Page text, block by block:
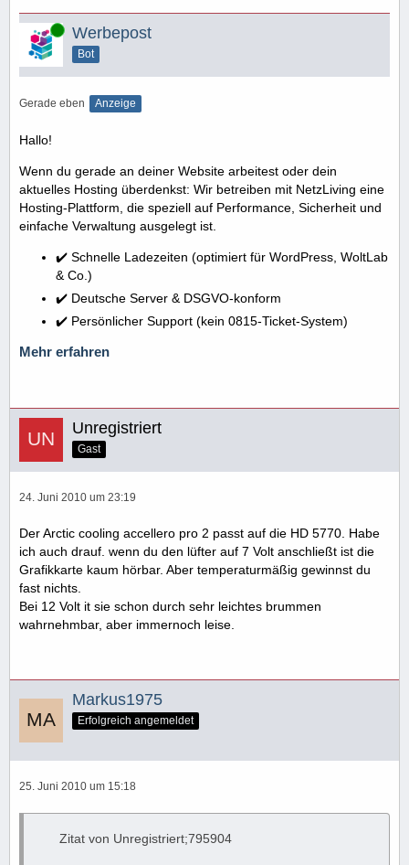
Online Werbepost
Bot
Gerade eben Anzeige
Hallo!
Wenn du gerade an deiner Website arbeitest oder dein
aktuelles Hosting überdenkst: Wir betreiben mit NetzLiving eine
Hosting-Plattform, die speziell auf Performance, Sicherheit und
einfache Verwaltung ausgelegt ist.
✔️ Schnelle Ladezeiten (optimiert für WordPress, WoltLab
& Co.)
✔️ Deutsche Server & DSGVO-konform
✔️ Persönlicher Support (kein 0815-Ticket-System)
Mehr erfahren
Unregistriert
Gast
24. Juni 2010 um 23:19
Der Arctic cooling accellero pro 2 passt auf die HD 5770. Habe
ich auch drauf. wenn du den lüfter auf 7 Volt anschließt ist die
Grafikkarte kaum hörbar. Aber temperaturmäßig gewinnst du
fast nichts.
Bei 12 Volt it sie schon durch sehr leichtes brummen
wahrnehmbar, aber immernoch leise.
Markus1975
Erfolgreich angemeldet
25. Juni 2010 um 15:18
Zitat von Unregistriert;795904